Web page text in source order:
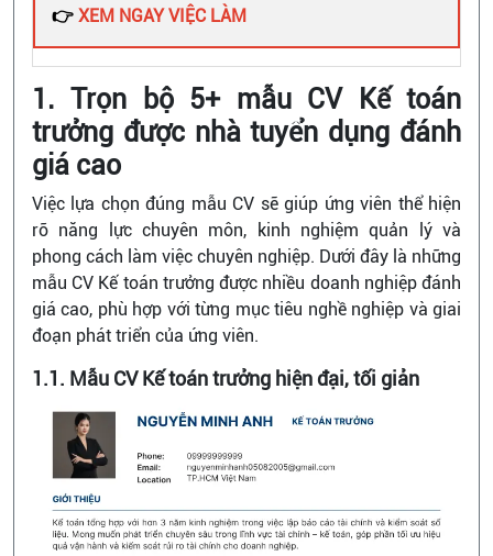
👉 XEM NGAY VIỆC LÀM
1. Trọn bộ 5+ mẫu CV Kế toán
trưởng được nhà tuyển dụng đánh
giá cao
Việc lựa chọn đúng mẫu CV sẽ giúp ứng viên thể hiện
rõ năng lực chuyên môn, kinh nghiệm quản lý và
phong cách làm việc chuyên nghiệp. Dưới đây là những
mẫu CV Kế toán trưởng được nhiều doanh nghiệp đánh
giá cao, phù hợp với từng mục tiêu nghề nghiệp và giai
đoạn phát triển của ứng viên.
1.1. Mẫu CV Kế toán trưởng hiện đại, tối giản